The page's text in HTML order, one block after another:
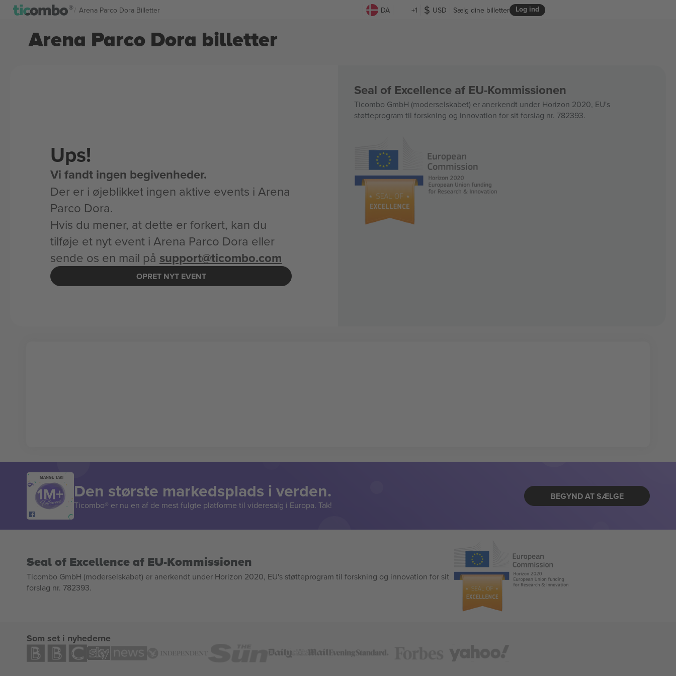
Arena Parco Dora Billetter DA +1 USD Log ind
Sælg dine billetter
Arena Parco Dora billetter
Ups!
Vi fandt ingen begivenheder.
Der er i øjeblikket ingen aktive events i Arena
Parco Dora.
Hvis du mener, at dette er forkert, kan du
tilføje et nyt event i Arena Parco Dora eller
sende os en mail på support@ticombo.com
OPRET NYT EVENT
Seal of Excellence af EU-Kommissionen
Ticombo GmbH (moderselskabet) er anerkendt under Horizon 2020, EU's
støtteprogram til forskning og innovation for sit forslag nr. 782393.
MANGE TAK!
Den største markedsplads i verden.
Ticombo® er nu en af de mest fulgte platforme til videresalg i Europa. Tak!
BEGYND AT SÆLGE
Seal of Excellence af EU-Kommissionen
Ticombo GmbH (moderselskabet) er anerkendt under Horizon 2020, EU's støtteprogram til forskning og innovation for sit
forslag nr. 782393.
Som set i nyhederne